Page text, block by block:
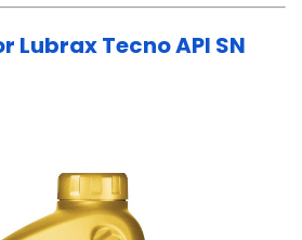
Lubrax Tecno API SN